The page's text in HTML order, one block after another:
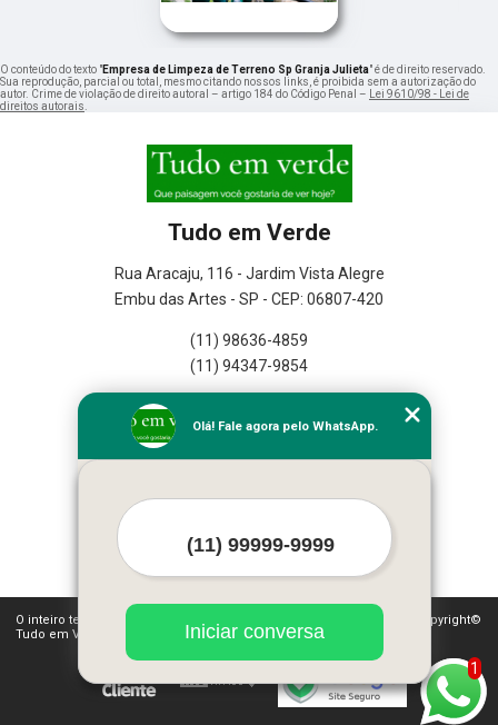
O conteúdo do texto "Empresa de Limpeza de Terreno Sp Granja Julieta" é de direito reservado.
Sua reprodução, parcial ou total, mesmo citando nossos links, é proibida sem a autorização do
autor. Crime de violação de direito autoral – artigo 184 do Código Penal –
Lei 9610/98 - Lei de
direitos autorais
Tudo em Verde
Rua Aracaju, 116 - Jardim Vista Alegre
Embu das Artes - SP - CEP: 06807-420
(11) 98636-4859
(11) 94347-9854
Empresa
Missão
Mapa do site
Mais Serviços
O inteiro teor deste site está sujeito à proteção de direitos autorais. Copyright©
Tudo em Verde (Lei 9610 de 19/02/1998)
1
Olá! Fale agora pelo WhatsApp.
Iniciar conversa